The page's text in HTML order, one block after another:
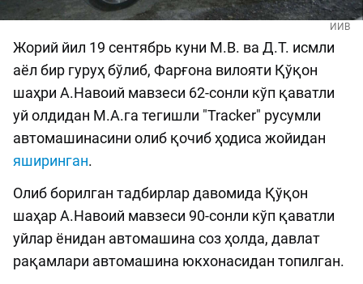
ИИВ
Жорий йил 19 сентябрь куни М.В. ва Д.Т. исмли
аёл бир гуруҳ бўлиб, Фарғона вилояти Қўқон
шаҳри А.Навоий мавзеси 62-сонли кўп қаватли
уй олдидан М.А.га тегишли "Tracker" русумли
автомашинасини олиб қочиб ҳодиса жойидан
яширинган.
Олиб борилган тадбирлар давомида Қўқон
шаҳар А.Навоий мавзеси 90-сонли кўп қаватли
уйлар ёнидан автомашина соз ҳолда, давлат
рақамлари автомашина юкхонасидан топилган.